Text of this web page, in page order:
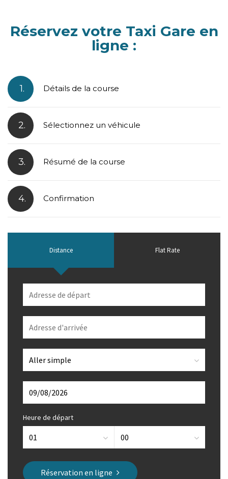
Réservez votre Taxi Gare en
ligne :
1. Détails de la course
2. Sélectionnez un véhicule
3. Résumé de la course
4. Confirmation
Distance Flat Rate
Heure de départ
Réservation en ligne